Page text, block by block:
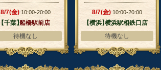
8/7(金) 10:00-20:00
【千葉】船橋駅前店
待機なし
8/7(金) 10:00-20:00
【横浜】横浜駅相鉄口店
待機なし